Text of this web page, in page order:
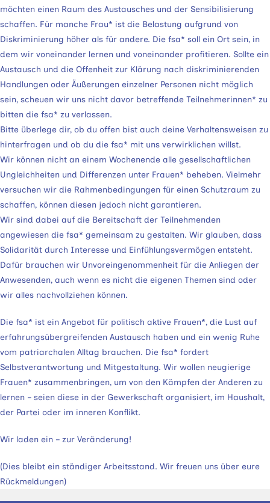
möchten einen Raum des Austausches und der Sensibilisierung
schaffen. Für manche Frau* ist die Belastung aufgrund von
Diskriminierung höher als für andere. Die fsa* soll ein Ort sein, in
dem wir voneinander lernen und voneinander profitieren. Sollte ein
Austausch und die Offenheit zur Klärung nach diskriminierenden
Handlungen oder Äußerungen einzelner Personen nicht möglich
sein, scheuen wir uns nicht davor betreffende Teilnehmerinnen* zu
bitten die fsa* zu verlassen.
Bitte überlege dir, ob du offen bist auch deine Verhaltensweisen zu
hinterfragen und ob du die fsa* mit uns verwirklichen willst.
Wir können nicht an einem Wochenende alle gesellschaftlichen
Ungleichheiten und Differenzen unter Frauen* beheben. Vielmehr
versuchen wir die Rahmenbedingungen für einen Schutzraum zu
schaffen, können diesen jedoch nicht garantieren.
Wir sind dabei auf die Bereitschaft der Teilnehmenden
angewiesen die fsa* gemeinsam zu gestalten. Wir glauben, dass
Solidarität durch Interesse und Einfühlungsvermögen entsteht.
Dafür brauchen wir Unvoreingenommenheit für die Anliegen der
Anwesenden, auch wenn es nicht die eigenen Themen sind oder
wir alles nachvollziehen können.
Die fsa* ist ein Angebot für politisch aktive Frauen*, die Lust auf
erfahrungsübergreifenden Austausch haben und ein wenig Ruhe
vom patriarchalen Alltag brauchen. Die fsa* fordert
Selbstverantwortung und Mitgestaltung. Wir wollen neugierige
Frauen* zusammenbringen, um von den Kämpfen der Anderen zu
lernen – seien diese in der Gewerkschaft organisiert, im Haushalt,
der Partei oder im inneren Konflikt.
Wir laden ein – zur Veränderung!
(Dies bleibt ein ständiger Arbeitsstand. Wir freuen uns über eure
Rückmeldungen)